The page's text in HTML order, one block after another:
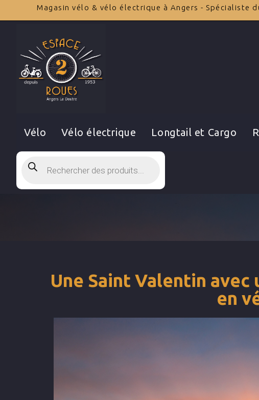
Magasin vélo & vélo électrique à Angers - Spécialiste
Vélo Vélo électrique Longtail et Cargo
Une Saint Valentin
en